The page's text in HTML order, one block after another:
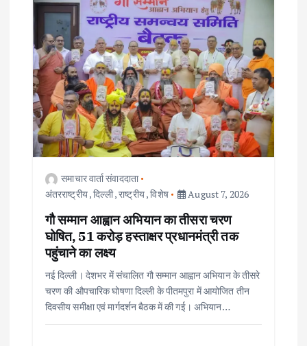
समाचार वार्ता संवाददाता
अंतरराष्ट्रीय,दिल्ली,राष्ट्रीय,विशेष August 7, 2026
गौ सम्मान आह्वान अभियान का तीसरा चरण
घोषित, 51 करोड़ हस्ताक्षर प्रधानमंत्री तक
पहुंचाने का लक्ष्य
नई दिल्ली। देशभर में संचालित गौ सम्मान आह्वान अभियान के तीसरे
चरण की औपचारिक घोषणा दिल्ली के पीतमपुरा में आयोजित तीन
दिवसीय समीक्षा एवं मार्गदर्शन बैठक में की गई। अभियान…